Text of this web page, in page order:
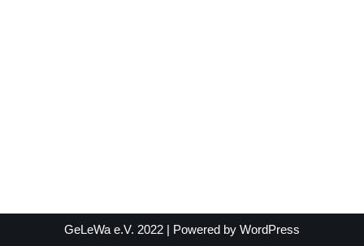
GeLeWa e.V. 2022 | Powered by WordPress